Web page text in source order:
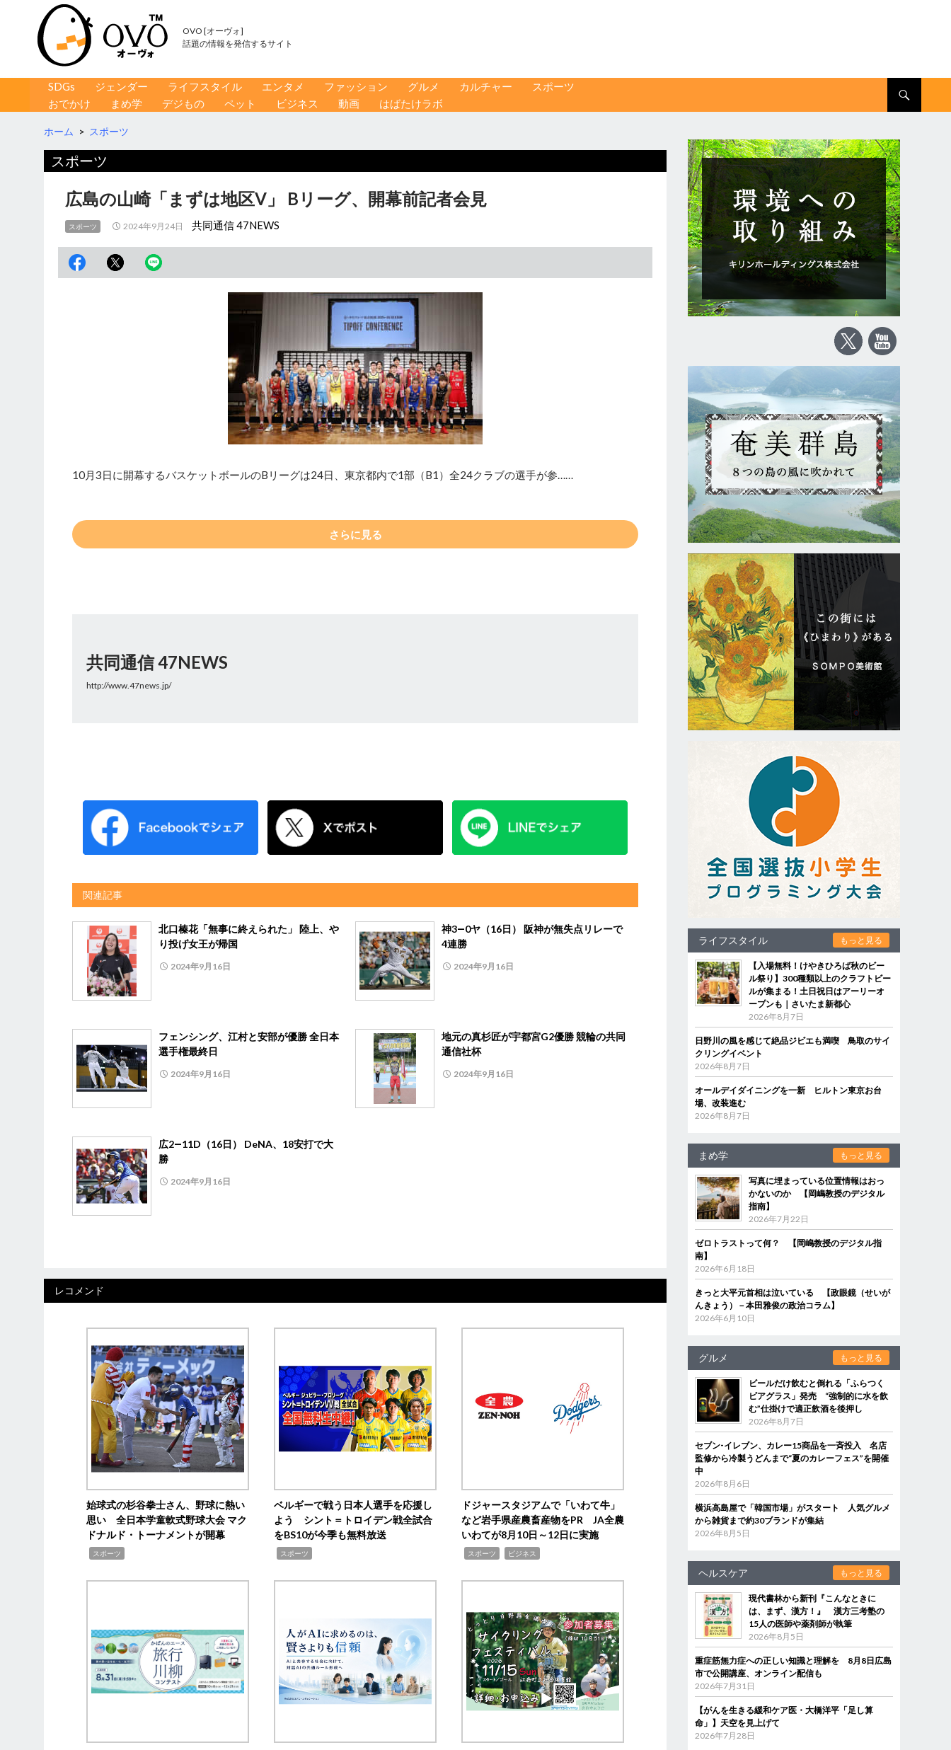
OVO [オーヴォ]
話題の情報を発信するサイト
コンテンツへ移動
SDGs ジェンダー ライフスタイル エンタメ ファッション グルメ カルチャー
スポーツ
おでかけ
まめ学 デジもの ペット ビジネス 動画 はばたけラボ
ホーム > スポーツ
スポーツ
広島の山崎「まずは地区V」 Bリーグ、開幕前記者会見
スポーツ 2024年9月24日 共同通信 47NEWS
10月3日に開幕するバスケットボールのBリーグは24日、東京都内で1部（B1）全24クラブの選手が参……
さらに見る
共同通信 47NEWS
http://www.47news.jp/
関連記事
北口榛花「無事に終えられた」 陸上、や
り投げ女王が帰国
2024年9月16日
神3―0ヤ（16日） 阪神が無失点リレーで
4連勝
2024年9月16日
フェンシング、江村と安部が優勝 全日本
選手権最終日
2024年9月16日
地元の真杉匠が宇都宮G2優勝 競輪の共同
通信社杯
2024年9月16日
広2―11D（16日） DeNA、18安打で大
勝
2024年9月16日
レコメンド
始球式の杉谷拳士さん、野球に熱い
思い 全日本学童軟式野球大会 マク
ドナルド・トーナメントが開幕
スポーツ
ベルギーで戦う日本人選手を応援し
よう シント＝トロイデン戦全試合
をBS10が今季も無料放送
スポーツ
ドジャースタジアムで「いわて牛」
など岩手県産農畜産物をPR JA全農
いわてが8月10日～12日に実施
スポーツ ビジネス
ライフスタイル もっと見る
【入場無料！けやきひろば秋のビー
ル祭り】300種類以上のクラフトビー
ルが集まる！土日祝日はアーリーオ
ープンも｜さいたま新都心
2026年8月7日
日野川の風を感じて絶品ジビエも満喫 鳥取のサイ
クリングイベント
2026年8月7日
オールデイダイニングを一新 ヒルトン東京お台
場、改装進む
2026年8月7日
まめ学 もっと見る
写真に埋まっている位置情報はおっ
かないのか 【岡嶋教授のデジタル
指南】
2026年7月22日
ゼロトラストって何？ 【岡嶋教授のデジタル指
南】
2026年6月18日
きっと大平元首相は泣いている 【政眼鏡（せいが
んきょう）－本田雅俊の政治コラム】
2026年6月10日
グルメ もっと見る
ビールだけ飲むと倒れる「ふらつく
ビアグラス」発売 “強制的に水を飲
む”仕掛けで適正飲酒を後押し
2026年8月7日
セブン‐イレブン、カレー15商品を一斉投入 名店
監修から冷製うどんまで“夏のカレーフェス”を開催
中
2026年8月6日
横浜高島屋で「韓国市場」がスタート 人気グルメ
から雑貨まで約30ブランドが集結
2026年8月5日
ヘルスケア もっと見る
現代書林から新刊『こんなときに
は、まず、漢方！』 漢方三考塾の
15人の医師や薬剤師が執筆
2026年8月5日
重症筋無力症への正しい知識と理解を 8月8日広島
市で公開講座、オンライン配信も
2026年7月31日
【がんを生きる緩和ケア医・大橋洋平「足し算
命」】天空を見上げて
2026年7月28日